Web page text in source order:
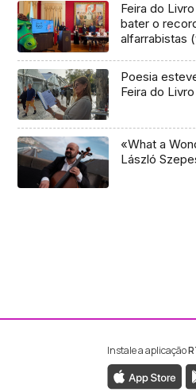
Feira do
bater o
alfarrabistas
Poesia
Feira do
«What a
László
da RTP
da RTP
Instale a aplicação